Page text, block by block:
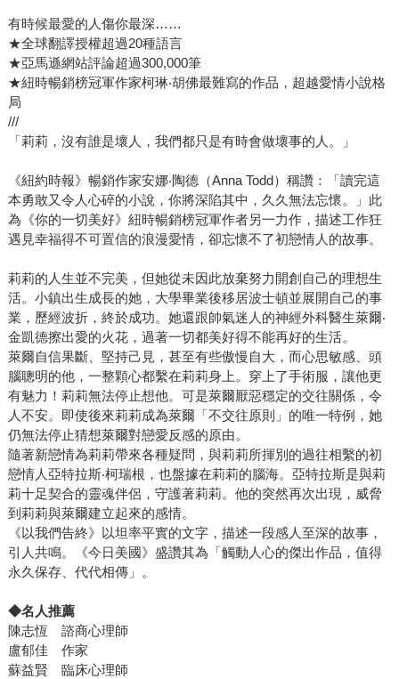
有時候最愛的人傷你最深……
★全球翻譯授權超過20種語言
★亞馬遜網站評論超過300,000筆
★紐時暢銷榜冠軍作家柯琳‧胡佛最難寫的作品，超越愛情小說格
局
///
「莉莉，沒有誰是壞人，我們都只是有時會做壞事的人。」
《紐約時報》暢銷作家安娜‧陶德（Anna Todd）稱讚：「讀完這
本勇敢又令人心碎的小說，你將深陷其中，久久無法忘懷。」此
為《你的一切美好》紐時暢銷榜冠軍作者另一力作，描述工作狂
遇見幸福得不可置信的浪漫愛情，卻忘懷不了初戀情人的故事。
莉莉的人生並不完美，但她從未因此放棄努力開創自己的理想生
活。小鎮出生成長的她，大學畢業後移居波士頓並展開自己的事
業，歷經波折，終於成功。她還跟帥氣迷人的神經外科醫生萊爾‧
金凱德擦出愛的火花，過著一切都美好得不能再好的生活。
萊爾自信果斷、堅持己見，甚至有些傲慢自大，而心思敏感、頭
腦聰明的他，一整顆心都繫在莉莉身上。穿上了手術服，讓他更
有魅力！莉莉無法停止想他。可是萊爾厭惡穩定的交往關係，令
人不安。即使後來莉莉成為萊爾「不交往原則」的唯一特例，她
仍無法停止猜想萊爾對戀愛反感的原由。
隨著新戀情為莉莉帶來各種疑問，與莉莉所揮別的過往相繫的初
戀情人亞特拉斯‧柯瑞根，也盤據在莉莉的腦海。亞特拉斯是與莉
莉十足契合的靈魂伴侶，守護著莉莉。他的突然再次出現，威脅
到莉莉與萊爾建立起來的感情。
《以我們告終》以坦率平實的文字，描述一段感人至深的故事，
引人共鳴。《今日美國》盛讚其為「觸動人心的傑出作品，值得
永久保存、代代相傳」。
◆名人推薦
陳志恆 諮商心理師
盧郁佳 作家
蘇益賢 臨床心理師